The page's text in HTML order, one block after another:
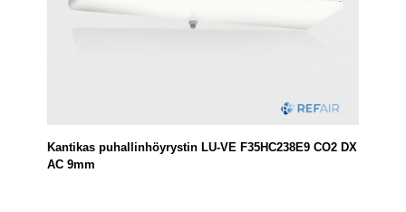
Kantikas puhallinhöyrystin LU-VE F35HC238E9 CO2 DX
AC 9mm